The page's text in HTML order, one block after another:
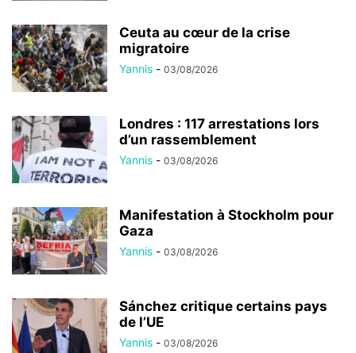
Ceuta au cœur de la crise
migratoire
Yannis - 03/08/2026
Londres : 117 arrestations lors
d’un rassemblement
Yannis - 03/08/2026
Manifestation à Stockholm pour
Gaza
Yannis - 03/08/2026
Sánchez critique certains pays
de l’UE
Yannis - 03/08/2026